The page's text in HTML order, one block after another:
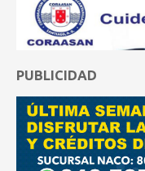
PUBLICIDAD